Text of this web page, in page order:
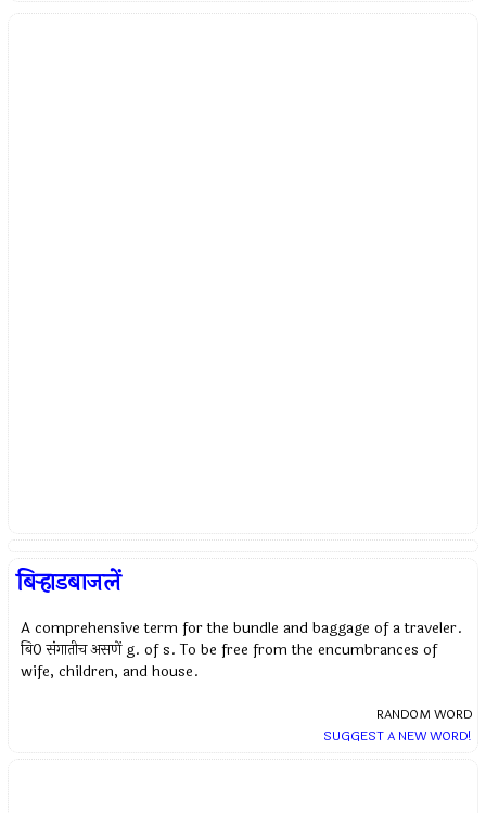
बिऱ्हाडबाजलें
A comprehensive term for the bundle and baggage of a traveler.
बि0 संगातीच असणें g. of s. To be free from the encumbrances of
wife, children, and house.
RANDOM WORD
SUGGEST A NEW WORD!